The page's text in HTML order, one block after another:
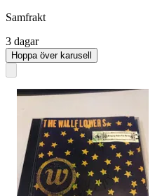
Samfrakt
3 dagar
Hoppa över karusell